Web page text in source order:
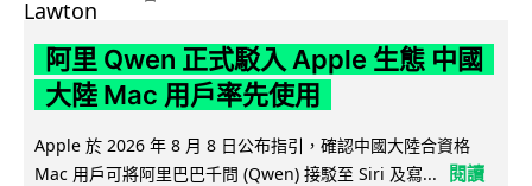
阿里 Qwen 正式駁入 Apple 生態 中國
大陸 Mac 用戶率先使用
Apple 於 2026 年 8 月 8 日公布指引，確認中國大陸合資格
Mac 用戶可將阿里巴巴千問 (Qwen) 接駁至 Siri 及寫...
閱讀